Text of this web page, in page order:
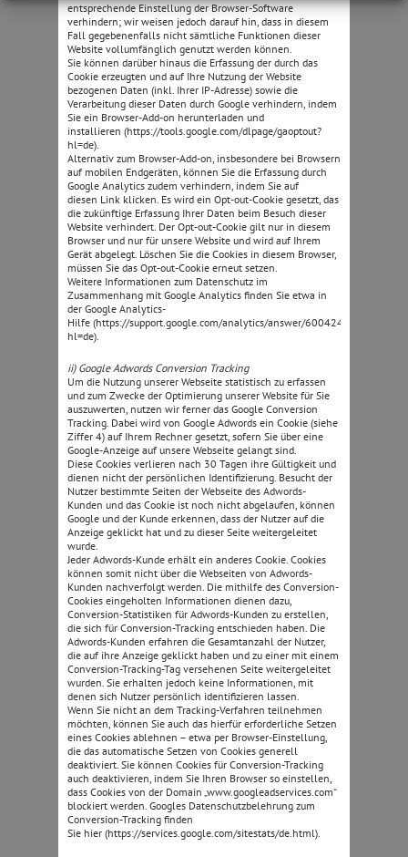
entsprechende Einstellung der Browser-Software
verhindern; wir weisen jedoch darauf hin, dass in diesem
Fall gegebenenfalls nicht sämtliche Funktionen dieser
Website vollumfänglich genutzt werden können.
Sie können darüber hinaus die Erfassung der durch das
Cookie erzeugten und auf Ihre Nutzung der Website
bezogenen Daten (inkl. Ihrer IP-Adresse) sowie die
Verarbeitung dieser Daten durch Google verhindern, indem
Sie ein Browser-Add-on herunterladen und
installieren (https://tools.google.com/dlpage/gaoptout?
hl=de).
Alternativ zum Browser-Add-on, insbesondere bei Browsern
auf mobilen Endgeräten, können Sie die Erfassung durch
Google Analytics zudem verhindern, indem Sie auf
diesen Link klicken. Es wird ein Opt-out-Cookie gesetzt, das
die zukünftige Erfassung Ihrer Daten beim Besuch dieser
Website verhindert. Der Opt-out-Cookie gilt nur in diesem
Browser und nur für unsere Website und wird auf Ihrem
Gerät abgelegt. Löschen Sie die Cookies in diesem Browser,
müssen Sie das Opt-out-Cookie erneut setzen.
Weitere Informationen zum Datenschutz im
Zusammenhang mit Google Analytics finden Sie etwa in
der Google Analytics-
Hilfe (https://support.google.com/analytics/answer/6004245?
hl=de).
ii) Google Adwords Conversion Tracking
Um die Nutzung unserer Webseite statistisch zu erfassen
und zum Zwecke der Optimierung unserer Website für Sie
auszuwerten, nutzen wir ferner das Google Conversion
Tracking. Dabei wird von Google Adwords ein Cookie (siehe
Ziffer 4) auf Ihrem Rechner gesetzt, sofern Sie über eine
Google-Anzeige auf unsere Webseite gelangt sind.
Diese Cookies verlieren nach 30 Tagen ihre Gültigkeit und
dienen nicht der persönlichen Identifizierung. Besucht der
Nutzer bestimmte Seiten der Webseite des Adwords-
Kunden und das Cookie ist noch nicht abgelaufen, können
Google und der Kunde erkennen, dass der Nutzer auf die
Anzeige geklickt hat und zu dieser Seite weitergeleitet
wurde.
Jeder Adwords-Kunde erhält ein anderes Cookie. Cookies
können somit nicht über die Webseiten von Adwords-
Kunden nachverfolgt werden. Die mithilfe des Conversion-
Cookies eingeholten Informationen dienen dazu,
Conversion-Statistiken für Adwords-Kunden zu erstellen,
die sich für Conversion-Tracking entschieden haben. Die
Adwords-Kunden erfahren die Gesamtanzahl der Nutzer,
die auf ihre Anzeige geklickt haben und zu einer mit einem
Conversion-Tracking-Tag versehenen Seite weitergeleitet
wurden. Sie erhalten jedoch keine Informationen, mit
denen sich Nutzer persönlich identifizieren lassen.
Wenn Sie nicht an dem Tracking-Verfahren teilnehmen
möchten, können Sie auch das hierfür erforderliche Setzen
eines Cookies ablehnen – etwa per Browser-Einstellung,
die das automatische Setzen von Cookies generell
deaktiviert. Sie können Cookies für Conversion-Tracking
auch deaktivieren, indem Sie Ihren Browser so einstellen,
dass Cookies von der Domain „www.googleadservices.com“
blockiert werden. Googles Datenschutzbelehrung zum
Conversion-Tracking finden
Sie hier (https://services.google.com/sitestats/de.html).